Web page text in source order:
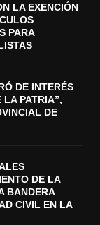
LA EXENCIÓN
PARA
DE INTERÉS
LA PATRIA”,
DE
DE LA
BANDERA
CIVIL EN LA